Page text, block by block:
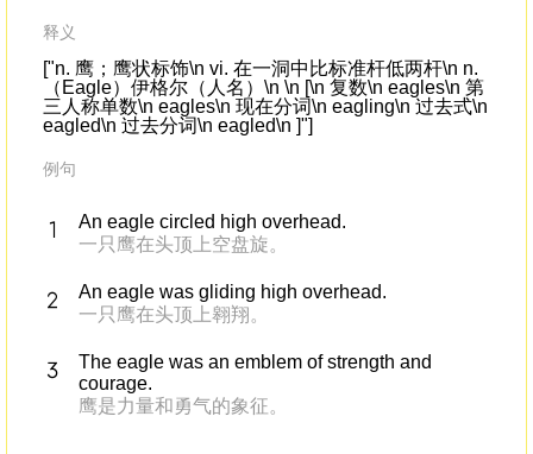
释义
["n. 鹰；鹰状标饰\n vi. 在一洞中比标准杆低两杆\n n.
（Eagle）伊格尔（人名）\n \n [\n 复数\n eagles\n 第
三人称单数\n eagles\n 现在分词\n eagling\n 过去式\n
eagled\n 过去分词\n eagled\n ]"]
例句
An eagle circled high overhead.
一只鹰在头顶上空盘旋。
An eagle was gliding high overhead.
一只鹰在头顶上翱翔。
The eagle was an emblem of strength and
courage.
鹰是力量和勇气的象征。